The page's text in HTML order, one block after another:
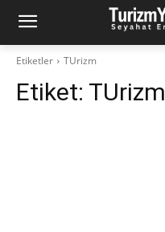
Etiketler TUrizm
Etiket: TUrizm